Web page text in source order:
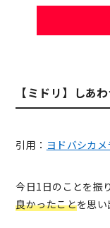
【ミドリ】しあ
引用： ヨドバシカメ
今日1日のことを振
良かったことを思い